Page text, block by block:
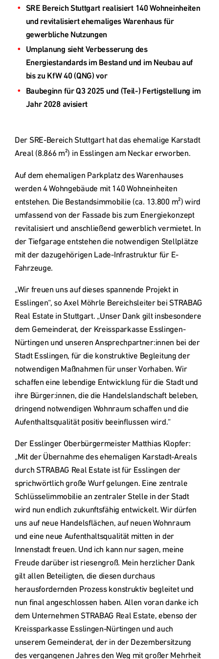
Deutschland
Österreich
Česká
Polska
Slovensko
International
(english)
SRE Bereich Stuttgart realisiert 140 Wohneinheiten
und revitalisiert ehemaliges Warenhaus für
gewerbliche Nutzungen
Umplanung sieht Verbesserung des
Energiestandards im Bestand und im Neubau auf
bis zu KfW 40 (QNG) vor
Baubeginn für Q3 2025 und (Teil-) Fertigstellung im
Jahr 2028 avisiert
Der SRE-Bereich Stuttgart hat das ehemalige Karstadt
Areal (8.866 m²) in Esslingen am Neckar erworben.
Auf dem ehemaligen Parkplatz des Warenhauses
werden 4 Wohngebäude mit 140 Wohneinheiten
entstehen. Die Bestandsimmobilie (ca. 13.800 m²) wird
umfassend von der Fassade bis zum Energiekonzept
revitalisiert und anschließend gewerblich vermietet. In
der Tiefgarage entstehen die notwendigen Stellplätze
mit der dazugehörigen Lade-Infrastruktur für E-
Fahrzeuge.
„Wir freuen uns auf dieses spannende Projekt in
Esslingen“, so Axel Möhrle Bereichsleiter bei STRABAG
Real Estate in Stuttgart. „Unser Dank gilt insbesondere
dem Gemeinderat, der Kreissparkasse Esslingen-
Nürtingen und unseren Ansprechpartner:innen bei der
Stadt Esslingen, für die konstruktive Begleitung der
notwendigen Maßnahmen für unser Vorhaben. Wir
schaffen eine lebendige Entwicklung für die Stadt und
ihre Bürger:innen, die die Handelslandschaft beleben,
dringend notwendigen Wohnraum schaffen und die
Aufenthaltsqualität positiv beeinflussen wird.“
Der Esslinger Oberbürgermeister Matthias Klopfer:
„Mit der Übernahme des ehemaligen Karstadt-Areals
durch STRABAG Real Estate ist für Esslingen der
sprichwörtlich große Wurf gelungen. Eine zentrale
Schlüsselimmobilie an zentraler Stelle in der Stadt
wird nun endlich zukunftsfähig entwickelt. Wir dürfen
uns auf neue Handelsflächen, auf neuen Wohnraum
und eine neue Aufenthaltsqualität mitten in der
Innenstadt freuen. Und ich kann nur sagen, meine
Freude darüber ist riesengroß. Mein herzlicher Dank
gilt allen Beteiligten, die diesen durchaus
herausfordernden Prozess konstruktiv begleitet und
nun final angeschlossen haben. Allen voran danke ich
dem Unternehmen STRABAG Real Estate, ebenso der
Kreissparkasse Esslingen-Nürtingen und auch
unserem Gemeinderat, der in der Dezembersitzung
des vergangenen Jahres den Weg mit großer Mehrheit